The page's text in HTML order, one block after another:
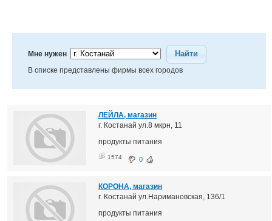
Мне нужен Найти
В списке представлены фирмы всех городов
ЛЕЙЛА, магазин
г. Костанай ул.8 мкрн, 11
продукты питания
1574 0
КОРОНА, магазин
г. Костанай ул.Наримановская, 136/1
продукты питания